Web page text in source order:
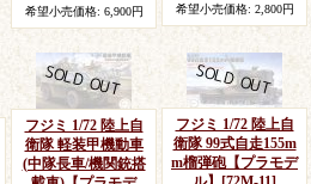
希望小売価格: 6,900円
希望小売価格: 2,800円
フジミ 1/72 陸上自
衛隊 軽装甲機動車
(中隊長車/機関銃搭
フジミ 1/72 陸上自
衛隊 99式自走155m
m榴弾砲【プラモデ